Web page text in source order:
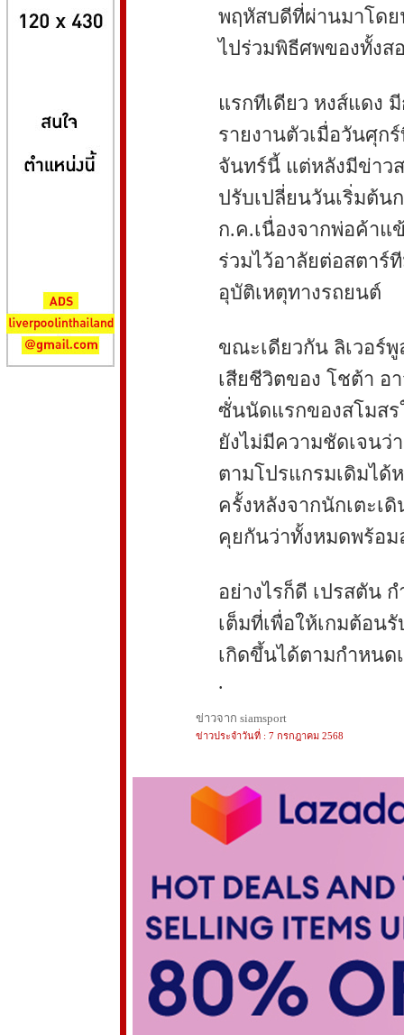
พฤหัสบดีที่ผ่านมาโดย
ไปร่วมพิธีศพของทั้งส
แรกทีเดียว หงส์แดง
รายงานตัวเมื่อวันศุก
จันทร์นี้ แต่หลังมีข่าว
ปรับเปลี่ยนวันเริ่มต้น
ก.ค.เนื่องจากพ่อค้าแ
ร่วมไว้อาลัยต่อสตาร์
อุบัติเหตุทางรถยนต์
ขณะเดียวกัน ลิเวอร์พู
เสียชีวิตของ โชต้า อ
ซั่นนัดแรกของสโมสร
ยังไม่มีความชัดเจนว่
ตามโปรแกรมเดิมได้
ครั้งหลังจากนักเตะเ
คุยกันว่าทั้งหมดพร้อม
อย่างไรก็ดี เปรสตัน
เต็มที่เพื่อให้เกมต้อน
เกิดขึ้นได้ตามกำหนด
.
ข่าวจาก siamsport
ข่าวประจำวันที่ : 7 กรกฎาคม 2568